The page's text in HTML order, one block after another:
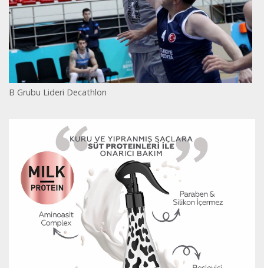
B Grubu Lideri Decathlon